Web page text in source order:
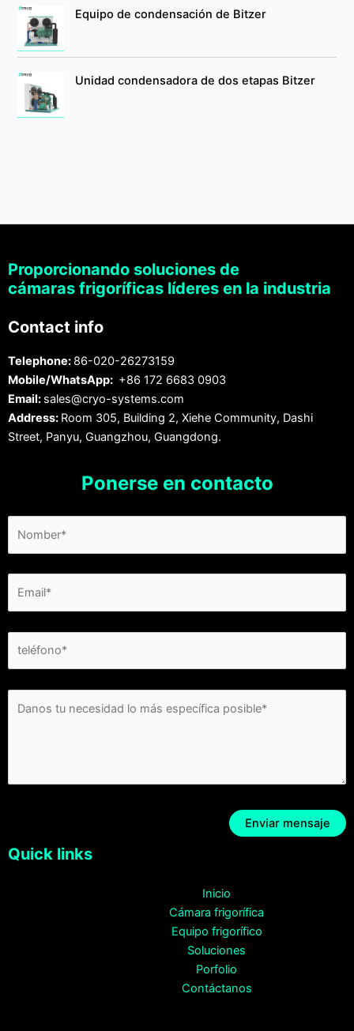
Equipo de condensación de Bitzer
Unidad condensadora de dos etapas Bitzer
Proporcionando soluciones de
cámaras frigoríficas líderes en la industria
Contact info
Telephone: 86-020-26273159
Mobile/WhatsApp: +86 172 6683 0903
Email: sales@cryo-systems.com
Address: Room 305, Building 2, Xiehe Community, Dashi
Street, Panyu, Guangzhou, Guangdong.
Ponerse en contacto
Quick links
Inicio
Cámara frigorífica
Equipo frigorífico
Soluciones
Porfolio
Contáctanos